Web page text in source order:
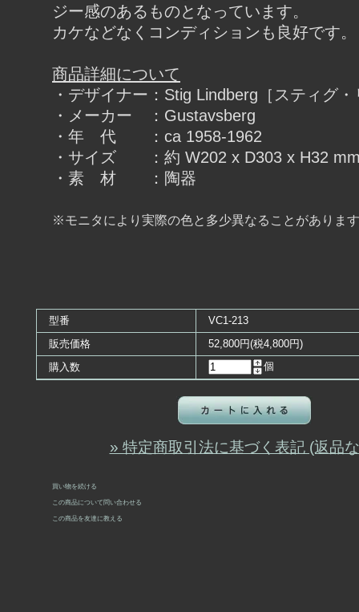
ジー感のあるものとなっています。
カケなどなくコンディションも良好です。
商品詳細について
・デザイナー：Stig Lindberg［スティグ
・メーカー ：Gustavsberg
・年 代 ：ca 1958-1962
・サイズ ：約 W202 x D303 x H32
・素 材 ：陶器
※モニタにより実際の色と多少異なることがありま
型番
VC1-213
販売価格
52,800円(税4,800円)
購入数
個
» 特定商取引法に基づく表記 (返品
買い物を続ける
この商品について問い合わせる
この商品を友達に教える